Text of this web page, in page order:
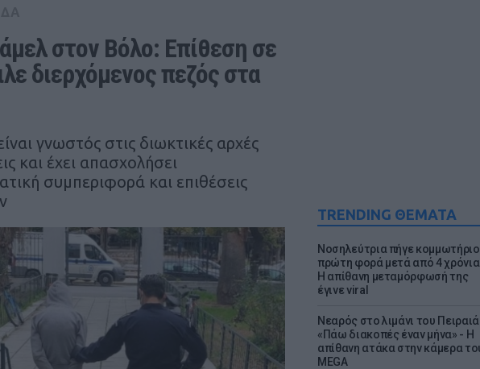
TRENDING ΘΕΜΑΤΑ
Νοσηλεύτρια πήγε κομμωτήριο
πρώτη φορά μετά από 4
Η απίθανη μεταμόρφωσή της
έγινε viral
Νεαρός στο λιμάνι του
«Πάω διακοπές έναν μήνα» - Η
απίθανη ατάκα στην κάμερα
MEGA
στον Βόλο: Επίθεση σε
διερχόμενος πεζός στα
γνωστός στις διωκτικές αρχές
και έχει απασχολήσει
συμπεριφορά και επιθέσεις